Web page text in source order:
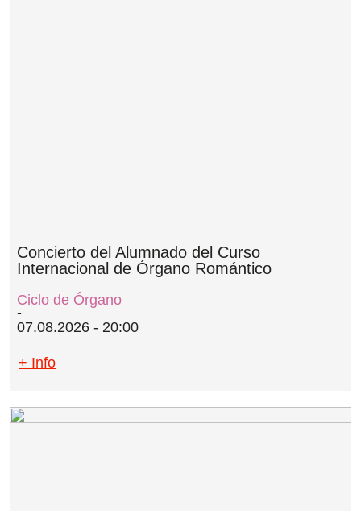
Concierto del Alumnado del Curso
Internacional de Órgano Romántico
Ciclo de Órgano
07.08.2026 - 20:00
+ Info